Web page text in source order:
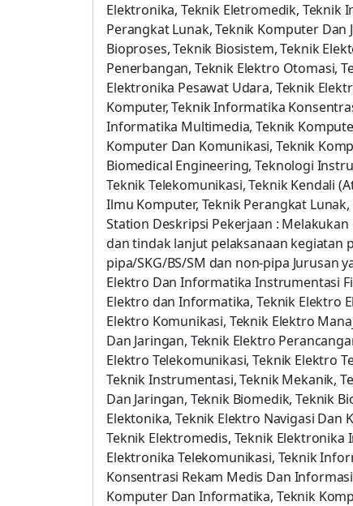
Elektronika, Teknik Eletromedik, Teknik
Perangkat Lunak, Teknik Komputer Dan
Bioproses, Teknik Biosistem, Teknik
Penerbangan, Teknik Elektro Otomasi,
Elektronika Pesawat Udara, Teknik
Komputer, Teknik Informatika
Informatika Multimedia, Teknik
Komputer Dan Komunikasi, Teknik
Biomedical Engineering, Teknologi
Teknik Telekomunikasi, Teknik Kendali
Ilmu Komputer, Teknik Perangkat
Station Deskripsi Pekerjaan :
dan tindak lanjut pelaksanaan kegiatan
pipa/SKG/BS/SM dan non-pipa Jurusan
Elektro Dan Informatika Instrumentasi
Elektro dan Informatika, Teknik Elektro
Elektro Komunikasi, Teknik Elektro
Dan Jaringan, Teknik Elektro
Elektro Telekomunikasi, Teknik Elektro
Teknik Instrumentasi, Teknik Mekanik,
Dan Jaringan, Teknik Biomedik, Teknik
Elektonika, Teknik Elektro Navigasi Dan
Teknik Elektromedis, Teknik
Elektronika Telekomunikasi, Teknik
Konsentrasi Rekam Medis Dan
Komputer Dan Informatika, Teknik